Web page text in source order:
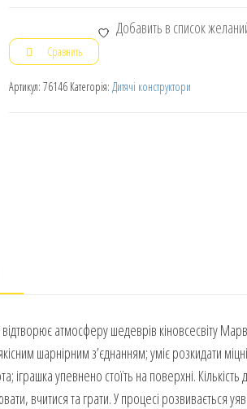
Добавить в список
Сравнить
Артикул: 76146 Категорія: Дитячі конструктори
атмосферу шедеврів кіновсесвіту
шарнірним з’єднанням; уміє розкидати міцні
іграшка упевнено стоїть на поверхні.
вчитися та грати. У процесі розвивається